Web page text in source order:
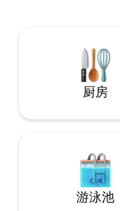
入住。 Avarlak，
厨房
游泳池